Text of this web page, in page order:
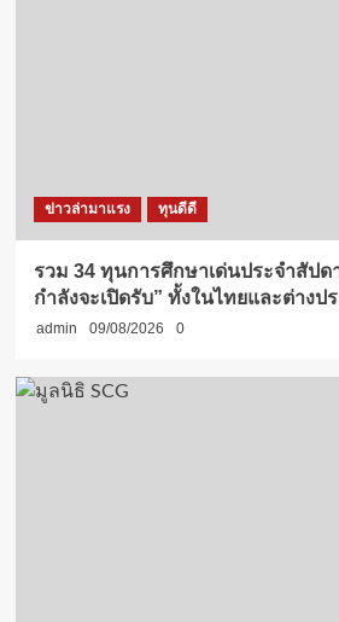
ข่าวล่ามาแรง ทุนดีดี
รวม 34 ทุนการศึกษาเด่นประจำสัปด
กำลังจะเปิดรับ” ทั้งในไทยและต่างป
admin 09/08/2026 0